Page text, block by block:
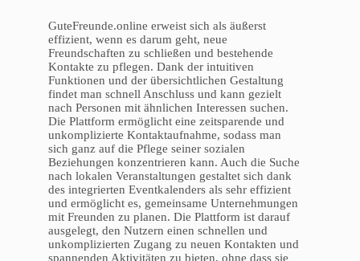
GuteFreunde.online erweist sich als äußerst
effizient, wenn es darum geht, neue
Freundschaften zu schließen und bestehende
Kontakte zu pflegen. Dank der intuitiven
Funktionen und der übersichtlichen Gestaltung
findet man schnell Anschluss und kann gezielt
nach Personen mit ähnlichen Interessen suchen.
Die Plattform ermöglicht eine zeitsparende und
unkomplizierte Kontaktaufnahme, sodass man
sich ganz auf die Pflege seiner sozialen
Beziehungen konzentrieren kann. Auch die Suche
nach lokalen Veranstaltungen gestaltet sich dank
des integrierten Eventkalenders als sehr effizient
und ermöglicht es, gemeinsame Unternehmungen
mit Freunden zu planen. Die Plattform ist darauf
ausgelegt, den Nutzern einen schnellen und
unkomplizierten Zugang zu neuen Kontakten und
spannenden Aktivitäten zu bieten, ohne dass sie